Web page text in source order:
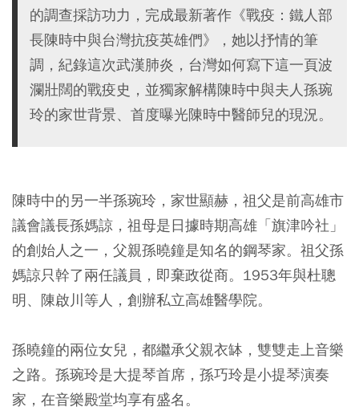
的調查採訪功力，完成最新著作《戰疫：鐵人部
長陳時中與台灣抗疫英雄們》，她以抒情的筆
調，紀錄這次武漢肺炎，台灣如何寫下這一頁波
瀾壯闊的戰疫史，並獨家解構陳時中與夫人孫琬
玲的家世背景、首度曝光陳時中醫師兒的現況。
陳時中的另一半孫琬玲，家世顯赫，祖父是前高雄市
議會議長孫媽諒，祖母是日據時期高雄「旗津吟社」
的創始人之一，父親孫曉鐘是知名的鋼琴家。祖父孫
媽諒只幹了兩任議員，即棄政從商。1953年與杜聰
明、陳啟川等人，創辦私立高雄醫學院。
孫曉鐘的兩位女兒，都繼承父親衣缽，雙雙走上音樂
之路。孫琬玲是大提琴首席，孫巧玲是小提琴演奏
家，在音樂殿堂均享有盛名。